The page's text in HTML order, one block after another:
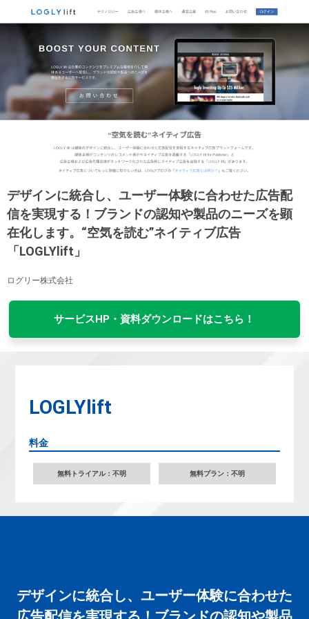
デザインに統合し、ユーザー体験に合わせた広告配
信を実現する！ブランドの認知や製品のニーズを顕
在化します。“空気を読む”ネイティブ広告
「LOGLYlift」
ログリー株式会社
サービスHP・資料ダウンロードはこちら！
LOGLYlift
料金
無料トライアル：不明 無料プラン：不明
デザインに統合し、ユーザー体験に合わせた